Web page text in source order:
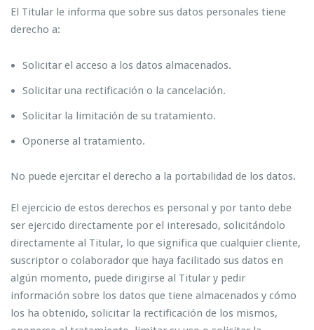
El Titular le informa que sobre sus datos personales tiene
derecho a:
Solicitar el acceso a los datos almacenados.
Solicitar una rectificación o la cancelación.
Solicitar la limitación de su tratamiento.
Oponerse al tratamiento.
No puede ejercitar el derecho a la portabilidad de los datos.
El ejercicio de estos derechos es personal y por tanto debe
ser ejercido directamente por el interesado, solicitándolo
directamente al Titular, lo que significa que cualquier cliente,
suscriptor o colaborador que haya facilitado sus datos en
algún momento, puede dirigirse al Titular y pedir
información sobre los datos que tiene almacenados y cómo
los ha obtenido, solicitar la rectificación de los mismos,